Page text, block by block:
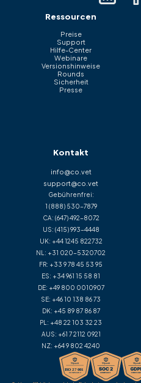
Ressourcen
Preise
Support
Hilfe-Center
Webinare
Versionshinweise
Rounds
Sicherheit
Presse
Kontakt
info@co.vet
support@co.vet
Gebührenfrei:
1 (888) 530-7879
CA: (647) 492-8072
US: (415) 993-4448
UK: +44 1245 822732
NL: +31 020-5320702
FR: +33 9 78 45 53 95
ES: +34 961 15 58 81
DE: +49 800 0010907
SE: +46 10 138 86 73
DK: +45 89 87 86 87
PL: +48 22 103 32 23
AUS: +61 7 2112 0921
NZ: +64 9 802 4240